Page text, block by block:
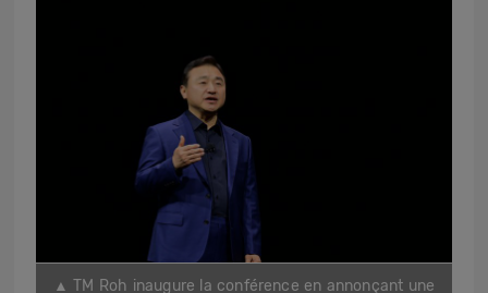
▲ TM Roh inaugure la conférence en annonçant une